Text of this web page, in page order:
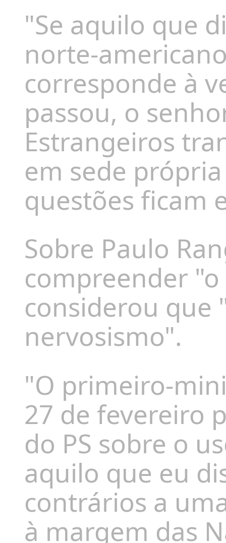
"Se aquilo que
norte-
corresponde à
passou, o
Estrangeiros
em sede
questões ficam
Sobre Paulo
compreender
considerou que
nervosismo".
"O primeiro-
27 de fevereiro
do PS sobre o
aquilo que eu
contrários a
à margem das